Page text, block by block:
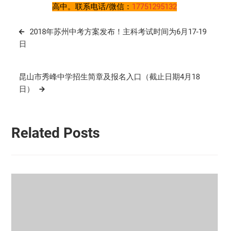
高中。联系电话/微信： 17751295132
文
章
航
2018年苏州中考方案发布！主科考试时间为6月17-19
日
昆山市秀峰中学招生简章及报名入口（截止日期4月18
日）
Related Posts